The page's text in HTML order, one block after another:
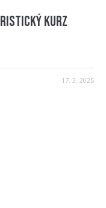
kurz
17. 3. 2025